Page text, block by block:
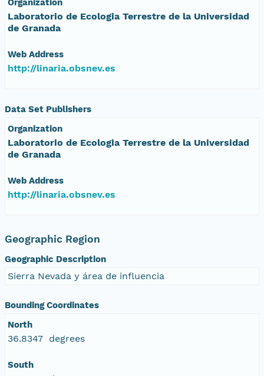
Laboratorio de Ecologia Terrestre de la Universidad
de Granada
Web Address
http://linaria.obsnev.es
Data Set Publishers
Organization
Laboratorio de Ecologia Terrestre de la Universidad
de Granada
Web Address
http://linaria.obsnev.es
Geographic Region
Geographic Description
Sierra Nevada y área de influencia
Bounding Coordinates
North
36.8347 degrees
South